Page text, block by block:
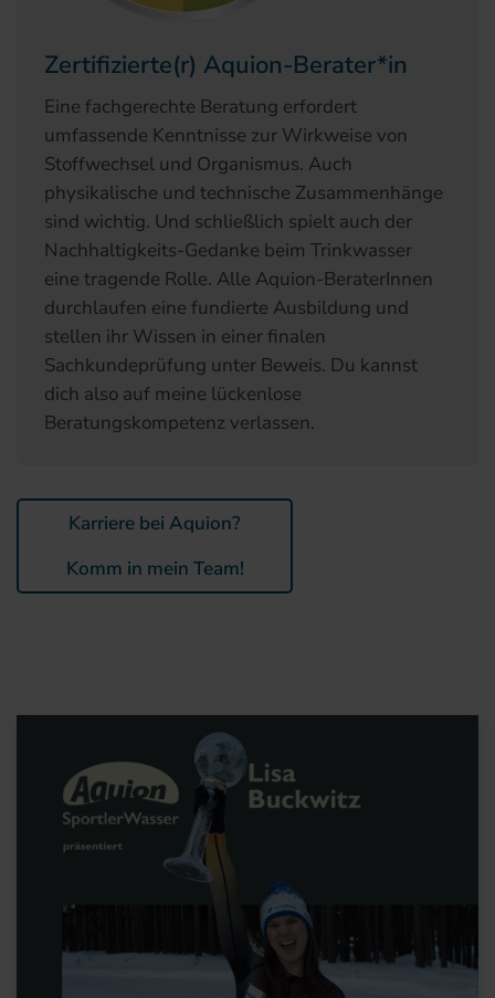
Zertifizierte(r) Aquion-Berater*in
Eine fachgerechte Beratung erfordert
umfassende Kenntnisse zur Wirkweise von
Stoffwechsel und Organismus. Auch
physikalische und technische Zusammenhänge
sind wichtig. Und schließlich spielt auch der
Nachhaltigkeits-Gedanke beim Trinkwasser
eine tragende Rolle. Alle Aquion-BeraterInnen
durchlaufen eine fundierte Ausbildung und
stellen ihr Wissen in einer finalen
Sachkundeprüfung unter Beweis. Du kannst
dich also auf meine lückenlose
Beratungskompetenz verlassen.
Karriere bei Aquion?
Komm in mein Team!